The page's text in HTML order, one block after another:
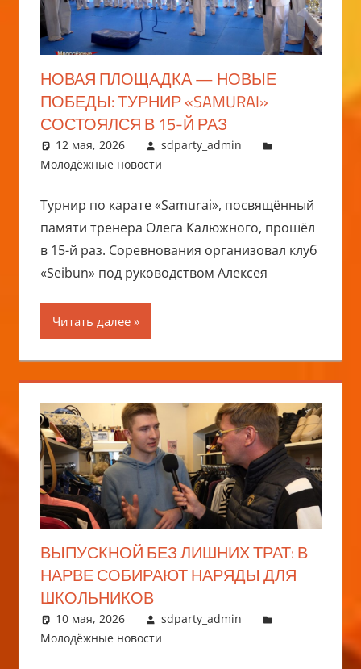
НОВАЯ ПЛОЩАДКА — НОВЫЕ
ПОБЕДЫ: ТУРНИР «SAMURAI»
СОСТОЯЛСЯ В 15-Й РАЗ
12 мая, 2026
sdparty_admin
Молодёжные новости
Турнир по карате «Samurai», посвящённый
памяти тренера Олега Калюжного, прошёл
в 15-й раз. Соревнования организовал клуб
«Seibun» под руководством Алексея
Читать далее
ВЫПУСКНОЙ БЕЗ ЛИШНИХ ТРАТ: В
НАРВЕ СОБИРАЮТ НАРЯДЫ ДЛЯ
ШКОЛЬНИКОВ
10 мая, 2026
sdparty_admin
Молодёжные новости